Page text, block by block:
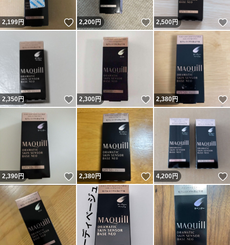
2,199円 いいね！
2,200円 いいね！
2,500円
2,350円 いいね！
2,300円 いいね！
2,380円
2,390円 いいね！
2,380円 いいね！
4,200円